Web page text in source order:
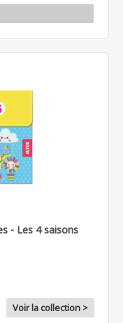
- Les 4 saisons
Voir la collection >